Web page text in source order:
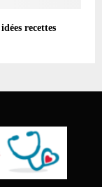
recettes